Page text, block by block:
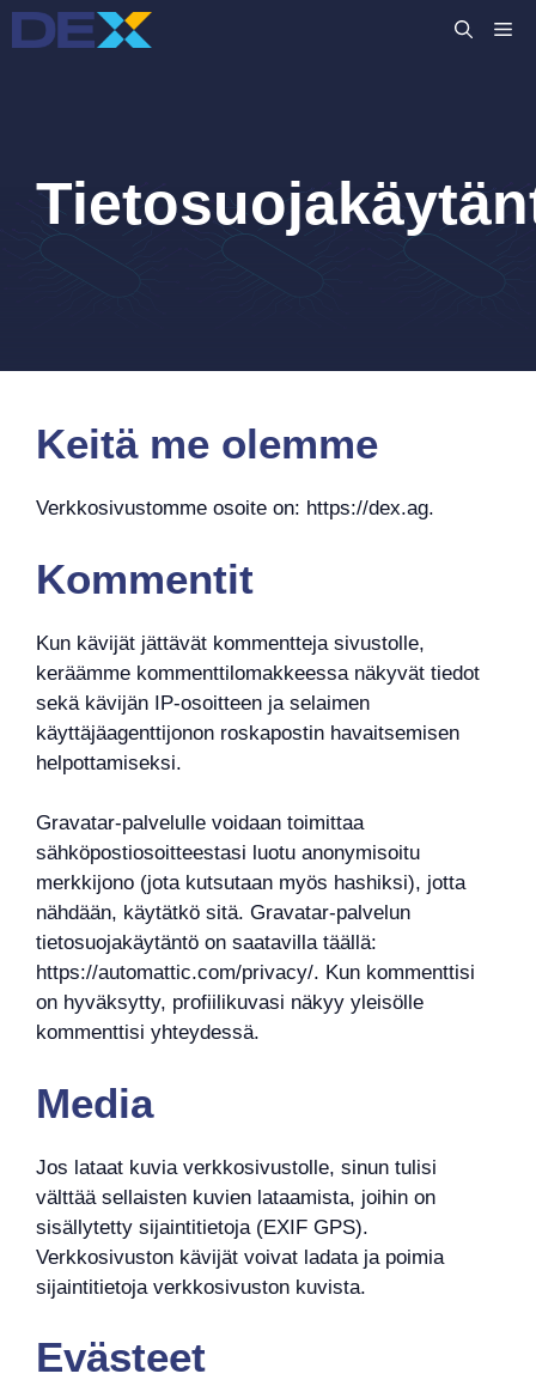
Siirry
sisältöön
Keitä me olemme
Verkkosivustomme osoite on: https://dex.ag.
Kommentit
Kun kävijät jättävät kommentteja sivustolle,
keräämme kommenttilomakkeessa näkyvät tiedot
sekä kävijän IP-osoitteen ja selaimen
käyttäjäagenttijonon roskapostin havaitsemisen
helpottamiseksi.
Gravatar-palvelulle voidaan toimittaa
sähköpostiosoitteestasi luotu anonymisoitu
merkkijono (jota kutsutaan myös hashiksi), jotta
nähdään, käytätkö sitä. Gravatar-palvelun
tietosuojakäytäntö on saatavilla täällä:
https://automattic.com/privacy/. Kun kommenttisi
on hyväksytty, profiilikuvasi näkyy yleisölle
kommenttisi yhteydessä.
Media
Jos lataat kuvia verkkosivustolle, sinun tulisi
välttää sellaisten kuvien lataamista, joihin on
sisällytetty sijaintitietoja (EXIF GPS).
Verkkosivuston kävijät voivat ladata ja poimia
sijaintitietoja verkkosivuston kuvista.
Evästeet